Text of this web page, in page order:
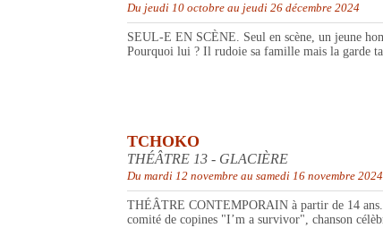
Du jeudi 10 octobre au jeudi 26 décembre 2024
SEUL-E EN SCÈNE. Seul en scène, un jeune
Pourquoi lui ? Il rudoie sa famille mais la garde
TCHOKO
THÉÂTRE 13 - GLACIÈRE
Du mardi 12 novembre au samedi 16 novembre 2024
THÉÂTRE CONTEMPORAIN à partir de 14 ans.
comité de copines "I’m a survivor", chanson